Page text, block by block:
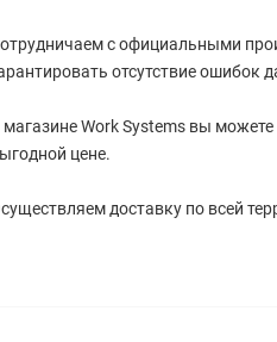
с официальными
отсутствие
магазине Work Systems вы можете
цене.
доставку по всей